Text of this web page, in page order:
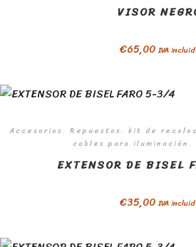
VISOR
€65,00 IVA
Accesorios. Repuestos. kit de
cables para
EXTENSOR DE BISEL
€35,00 IVA